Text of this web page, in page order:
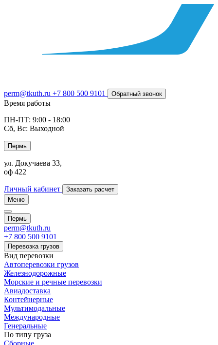
perm@tkuth.ru +7 800 500 9101 Обратный звонок
Время работы
ПН-ПТ: 9:00 - 18:00
Сб, Вс: Выходной
Пермь
ул. Докучаева 33,
оф 422
Личный кабинет
Заказать расчет
Меню
Пермь
perm@tkuth.ru
+7 800 500 9101
Перевозка грузов
Вид перевозки
Автоперевозки грузов
Железнодорожные
Морские и речные перевозки
Авиадоставка
Контейнерные
Мультимодальные
Международные
Генеральные
По типу груза